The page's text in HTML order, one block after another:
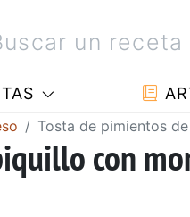
Tosta de pimientos
con